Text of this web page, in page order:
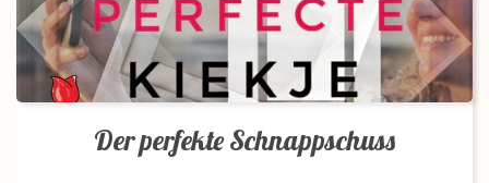
Der perfekte Schnappschuss